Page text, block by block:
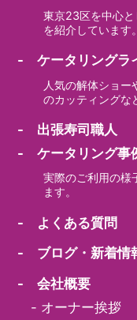
東京23区を中心
を紹介しています。
- ケータリングラ
人気の解体ショー
のカッティングな
- 出張寿司職人
- ケータリング事
実際のご利用の様
ます。
- よくある質問
- ブログ・新着情
- 会社概要
- オーナー挨拶